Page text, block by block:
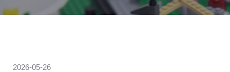
2026-05-26